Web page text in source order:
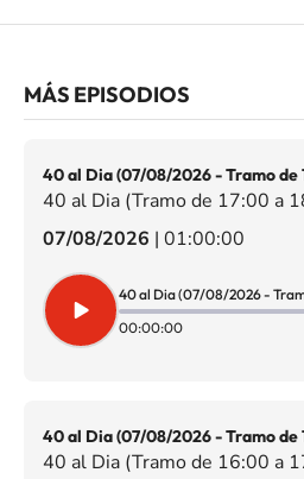
MÁS EPISODIOS
40 al Dia (07/08/2026 - Tramo de
40 al Dia (Tramo de 17:00 a
07/08/2026 | 01:00:00
00:00:00
40 al Dia (07/08/2026 - Tramo de
40 al Dia (Tramo de 16:00 a